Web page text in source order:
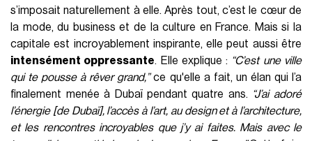
s’imposait naturellement à elle. Après tout, c’est le cœur de
la mode, du business et de la culture en France. Mais si la
capitale est incroyablement inspirante, elle peut aussi être
intensément oppressante. Elle explique : “C’est une ville
qui te pousse à rêver grand,”ce qu'elle a fait, un élan qui l’a
finalement menée à Dubaï pendant quatre ans. “J’ai adoré
l’énergie [de Dubaï], l’accès à l’art, au design et à l’architecture,
et les rencontres incroyables que j’y ai faites. Mais avec le